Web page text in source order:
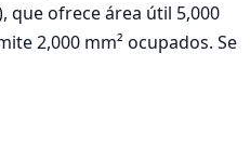
que ofrece área útil 5,000
2,000 mm² ocupados. Se